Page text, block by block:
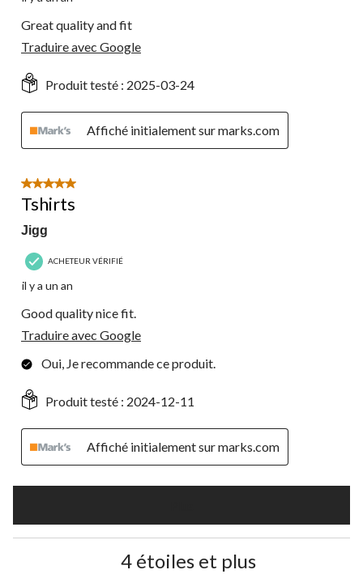
Great quality and fit
Traduire avec Google
Produit testé : 2025-03-24
Affiché initialement sur marks.com
5 étoile(s) sur 5.
Tshirts
Jigg
ACHETEUR VÉRIFIÉ
il y a un an
Good quality nice fit.
Traduire avec Google
Oui, Je recommande ce produit.
Produit testé : 2024-12-11
Affiché initialement sur marks.com
4 étoiles et plus